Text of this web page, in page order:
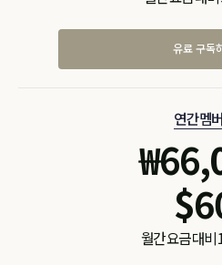
유료 구독
연간 멤
₩
$
월간 요금 대비